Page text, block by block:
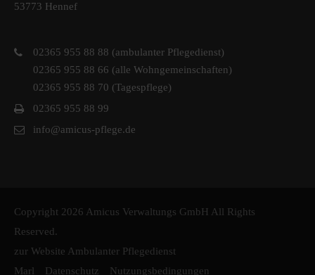
53773 Hennef
02365 955 88 88 (ambulanter Pflegedienst)
02365 955 88 66 (alle Wohngemeinschaften)
02365 955 88 70 (Tagespflege)
02365 955 88 99
info@amicus-pflege.de
Copyright 2026 Amicus Verwaltungs GmbH All Rights
Reserved.
zur Website Ambulanter Pflegedienst
Marl
Datenschutz Nutzungsbedingungen